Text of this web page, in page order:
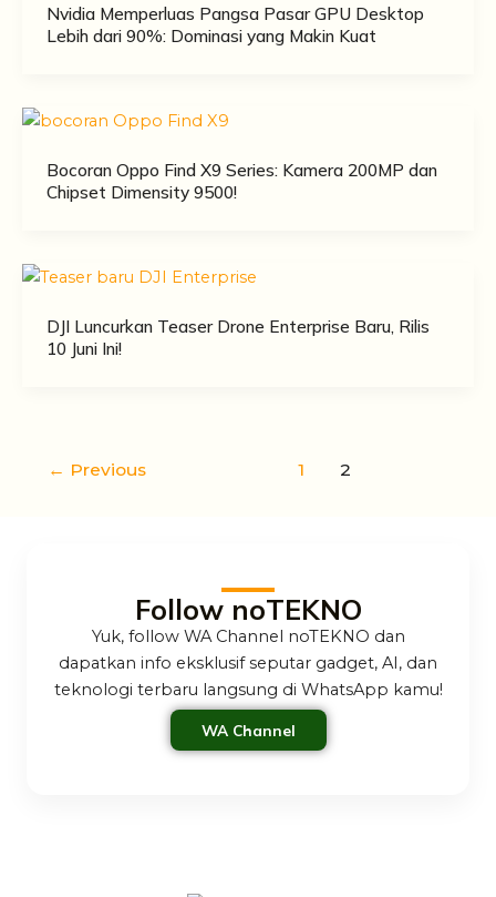
Nvidia Memperluas Pangsa Pasar GPU Desktop
Lebih dari 90%: Dominasi yang Makin Kuat
Bocoran Oppo Find X9 Series: Kamera 200MP dan
Chipset Dimensity 9500!
DJI Luncurkan Teaser Drone Enterprise Baru, Rilis
10 Juni Ini!
← Previous 1 2
Follow noTEKNO
Yuk, follow WA Channel noTEKNO dan
dapatkan info eksklusif seputar gadget, AI, dan
teknologi terbaru langsung di WhatsApp kamu!
WA Channel